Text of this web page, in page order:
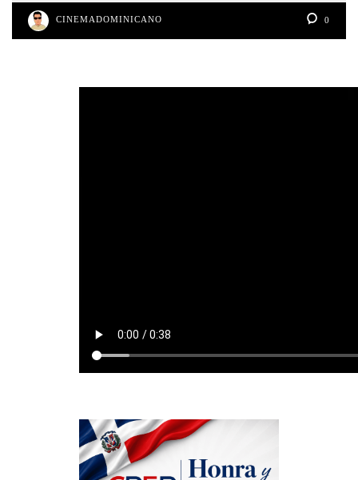
CINEMADOMINICANO 0